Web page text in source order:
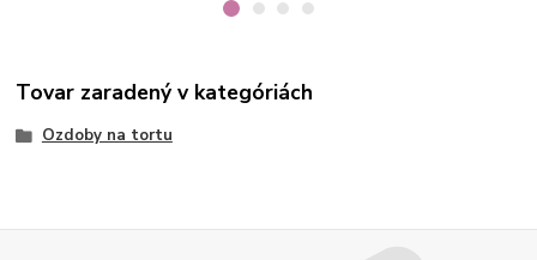
Tovar zaradený v kategóriách
Ozdoby na tortu